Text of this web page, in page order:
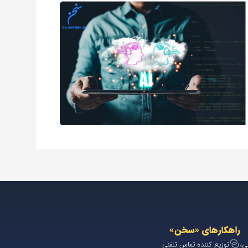
راهکارهای «سخن»
توزیع کننده تماس تلفنی